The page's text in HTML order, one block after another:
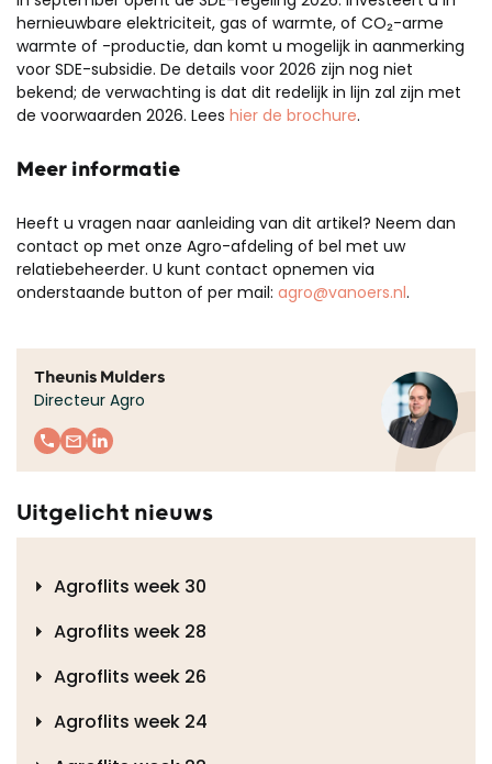
hernieuwbare elektriciteit, gas of warmte, of CO₂-arme
warmte of -productie, dan komt u mogelijk in aanmerking
voor SDE-subsidie. De details voor 2026 zijn nog niet
bekend; de verwachting is dat dit redelijk in lijn zal zijn met
de voorwaarden 2026. Lees hier de brochure.
Meer informatie
Heeft u vragen naar aanleiding van dit artikel? Neem dan
contact op met onze Agro-afdeling of bel met uw
relatiebeheerder. U kunt contact opnemen via
onderstaande button of per mail: agro@vanoers.nl.
Theunis Mulders
Directeur Agro
Uitgelicht nieuws
Agroflits week 30
Agroflits week 28
Agroflits week 26
Agroflits week 24